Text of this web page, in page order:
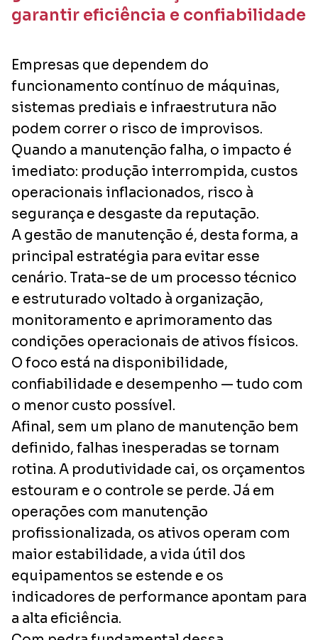
garantir eficiência e confiabilidade
Empresas que dependem do
funcionamento contínuo de máquinas,
sistemas prediais e infraestrutura não
podem correr o risco de improvisos.
Quando a manutenção falha, o impacto é
imediato: produção interrompida, custos
operacionais inflacionados, risco à
segurança e desgaste da reputação.
A gestão de manutenção é, desta forma, a
principal estratégia para evitar esse
cenário. Trata-se de um processo técnico
e estruturado voltado à organização,
monitoramento e aprimoramento das
condições operacionais de ativos físicos.
O foco está na disponibilidade,
confiabilidade e desempenho — tudo com
o menor custo possível.
Afinal, sem um plano de manutenção bem
definido, falhas inesperadas se tornam
rotina. A produtividade cai, os orçamentos
estouram e o controle se perde. Já em
operações com manutenção
profissionalizada, os ativos operam com
maior estabilidade, a vida útil dos
equipamentos se estende e os
indicadores de performance apontam para
a alta eficiência.